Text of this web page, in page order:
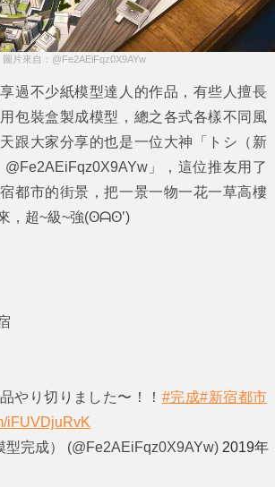
圖片來自：@Fe2AEiFqz0X9AYw
過不少紙模型達人的作品，有些人擅長
包裝盒製成模型，總之各式各樣不同風
跟大家分享的也是一位大神「トシ（ 新
@Fe2AEiFqz0X9AYw」，這位推友用了
都市的街景，把一景一物一花一草高樓
，超~級~強(ʘᗩʘ’)
やり切りました〜！！ #完成#新宿都市
iFUVDjuRvK
完成） (@Fe2AEiFqz0X9AYw) 2019年